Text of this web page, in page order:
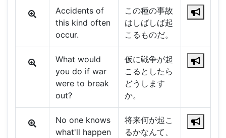
Accidents of
this kind often
occur.
この種の事故
はしばしば起
こるものだ。
What would
you do if war
were to break
out?
仮に戦争が起
こるとしたら
どうします
か。
No one knows
what'll happen
将来何が起こ
るかなんて、